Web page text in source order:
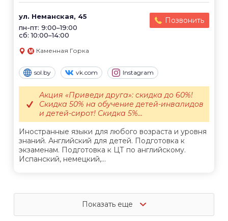
ул. Неманская, 45
пн-пт: 9:00–19:00
сб: 10:00–14:00
Позвонить
Каменная Горка
sol.by vk.com Instagram
Иностранные языки для любого возраста и уровня
знаний. Английский для детей. Подготовка к
экзаменам. Подготовка к ЦТ по английскому.
Испанский, немецкий,...
Акция «Приведи друга»: скидка до 60%!
Скидка 50% на обучение детей-инвалидов
и детей-сирот! Скидка 5%...
Показать еще